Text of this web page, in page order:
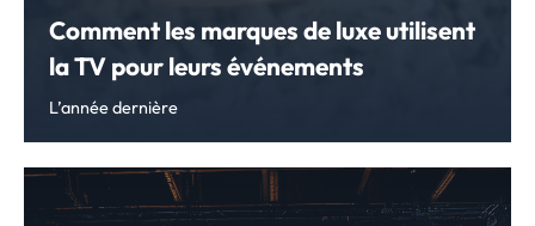
Comment les marques de luxe utilisent
la TV pour leurs événements
L’année dernière